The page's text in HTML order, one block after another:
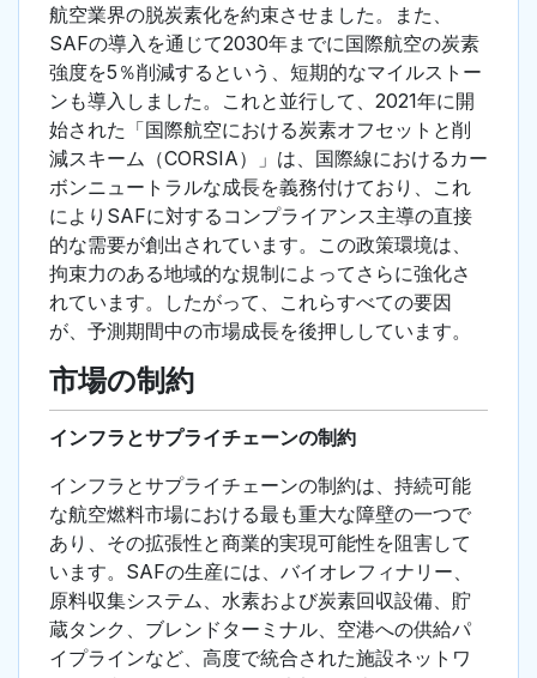
航空業界の脱炭素化を約束させました。また、
SAFの導入を通じて2030年までに国際航空の炭素
強度を5％削減するという、短期的なマイルストー
ンも導入しました。これと並行して、2021年に開
始された「国際航空における炭素オフセットと削
減スキーム（CORSIA）」は、国際線におけるカー
ボンニュートラルな成長を義務付けており、これ
によりSAFに対するコンプライアンス主導の直接
的な需要が創出されています。この政策環境は、
拘束力のある地域的な規制によってさらに強化さ
れています。したがって、これらすべての要因
が、予測期間中の市場成長を後押ししています。
市場の制約
インフラとサプライチェーンの制約
インフラとサプライチェーンの制約は、持続可能
な航空燃料市場における最も重大な障壁の一つで
あり、その拡張性と商業的実現可能性を阻害して
います。SAFの生産には、バイオレフィナリー、
原料収集システム、水素および炭素回収設備、貯
蔵タンク、ブレンドターミナル、空港への供給パ
イプラインなど、高度で統合された施設ネットワ